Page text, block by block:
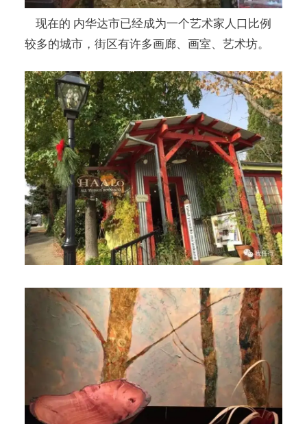
现在的 内华达市已经成为一个艺术家人口比例
较多的城市，街区有许多画廊、画室、艺术坊。